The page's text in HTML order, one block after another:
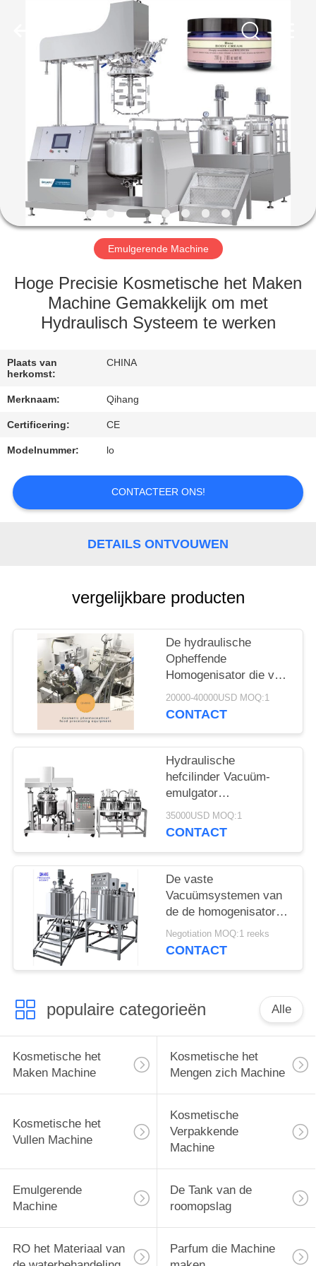
HUIS
PRODUCTEN
ONGEVEER
ONS
FABRIEKSREIS
KWALITEITSCONTROLE
CONTACTEER
EEN
CITAAT
NIEUWS
GEVALLEN
Emulgerende Machine
Hoge Precisie Kosmetische het Maken
Machine Gemakkelijk om met
Hydraulisch Systeem te werken
Plaats van
herkomst:
CHINA
Merknaam: Qihang
Certificering: CE
Modelnummer: lo
CONTACTEER ONS!
DETAILS ONTVOUWEN
vergelijkbare producten
De hydraulische
Opheffende
Homogenisator die van
de de
Shampooemulgator van
Uw
Schoonheidsmiddelen
20000-40000USD MOQ:1
CONTACT
Hydraulische
hefcilinder Vacuüm-
emulgator
Homogenisator voor
homogeen mengsel
35000USD MOQ:1
CONTACT
De vaste
Vacuümsystemen van
de de homogenisator
Elektrocontrole van de
Homogenisator
Negotiation MOQ:1 reeks
CONTACT
populaire categorieën Alle
Kosmetische het
Maken Machine
Kosmetische het
Mengen zich Machine
Kosmetische het
Vullen Machine
Kosmetische
Verpakkende
Machine
Emulgerende
Machine
De Tank van de
roomopslag
RO het Materiaal van
Parfum die Machine